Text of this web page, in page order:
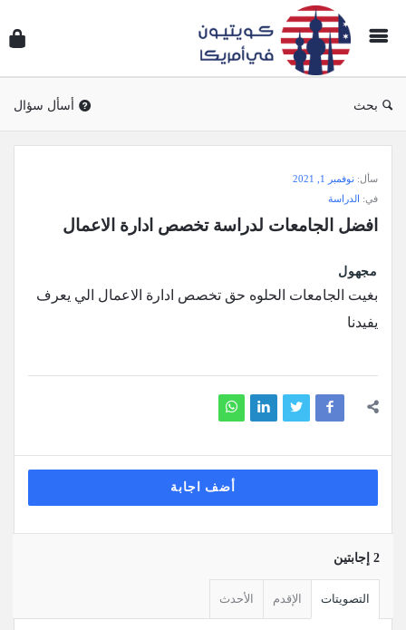
بحث أسأل سؤال
وجواب
أمريكا
الاحدث
أسئلة
سأل: نوفمبر 1, 2021
في: الدراسة
افضل الجامعات لدراسة تخصص ادارة الاعمال
مجهول
بغيت الجامعات الحلوه حق تخصص ادارة الاعمال الي يعرف
يفيدنا
أضف اجابة
‫2 إجابتين
التصويتات الإقدم الأحدث